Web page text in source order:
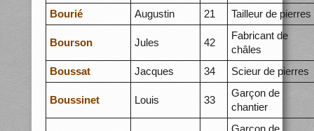
Bourié
Augustin 21 Tailleur de pierres
Bourson Jules 42
Fabricant de
châles
Boussat
Jacques 34 Scieur de pierres
Boussinet Louis 33
Garçon de
chantier